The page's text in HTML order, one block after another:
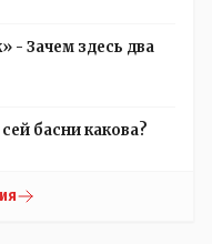
- Зачем здесь два
басни какова?